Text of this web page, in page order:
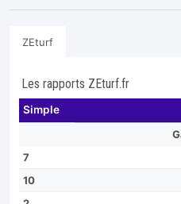
ZEturf
Les rapports ZEturf.fr
Simple
7
10